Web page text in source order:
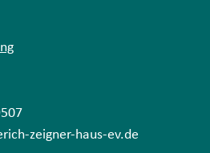
zeigner-haus-ev.de